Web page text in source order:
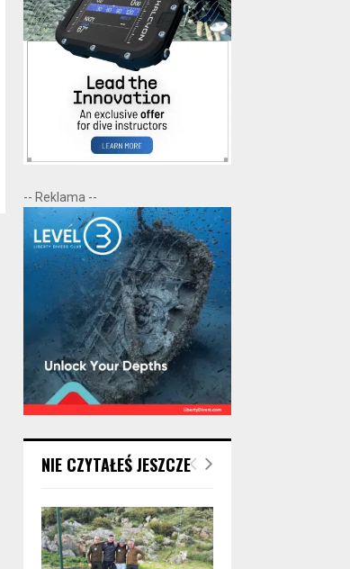
-- Reklama --
NIE CZYTAŁEŚ JESZCZE